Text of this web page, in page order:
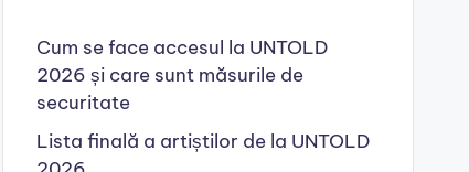
Cum se face accesul la UNTOLD
2026 și care sunt măsurile de
securitate
Lista finală a artiștilor de la UNTOLD